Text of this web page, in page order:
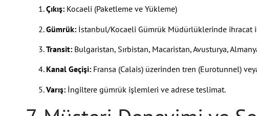
Çıkış: Kocaeli (Paketleme ve Yükleme)
Gümrük: İstanbul/Kocaeli Gümrük Müdürlüklerinde ihracat
Transit: Bulgaristan, Sırbistan, Macaristan, Avusturya,
Kanal Geçişi: Fransa (Calais) üzerinden tren (Eurotunnel)
Varış: İngiltere gümrük işlemleri ve adrese teslimat.